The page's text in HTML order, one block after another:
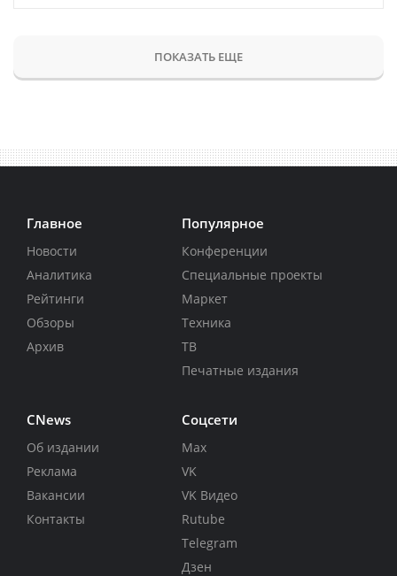
ПОКАЗАТЬ ЕЩЕ
Главное
Новости
Аналитика
Рейтинги
Обзоры
Архив
Популярное
Конференции
Специальные проекты
Маркет
Техника
ТВ
Печатные издания
CNews
Об издании
Реклама
Вакансии
Контакты
Соцсети
Max
VK
VK Видео
Rutube
Telegram
Дзен